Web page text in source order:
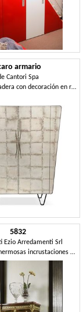
armario
Cantori Spa
Armario de madera con decoración en relieve
5832
Ezio Arredamenti Srl
Gabinete con hermosas incrustaciones florales coloridas